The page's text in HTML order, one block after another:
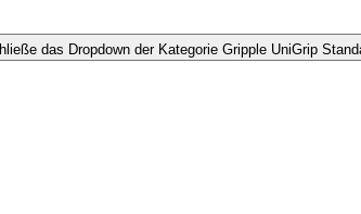
das Dropdown der Kategorie Gripple UniGrip